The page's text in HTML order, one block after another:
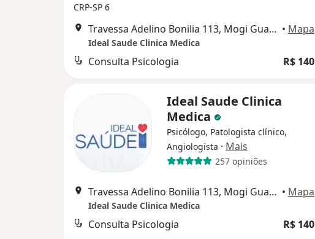
CRP-SP 6
Travessa Adelino Bonilia 113, Mogi Guaçu • Mapa
Ideal Saude Clinica Medica
Consulta Psicologia R$ 140
Ideal Saude Clinica
Medica
Psicólogo, Patologista clínico,
Angiologista · Mais
257 opiniões
Travessa Adelino Bonilia 113, Mogi Guaçu • Mapa
Ideal Saude Clinica Medica
Consulta Psicologia R$ 140